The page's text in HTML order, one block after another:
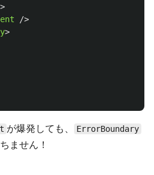
>
/>
>
が爆発しても、 ErrorBoundary
ません！